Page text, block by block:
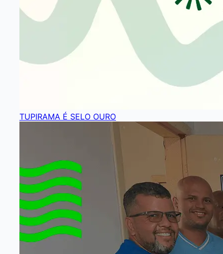
TUPIRAMA É SELO OURO